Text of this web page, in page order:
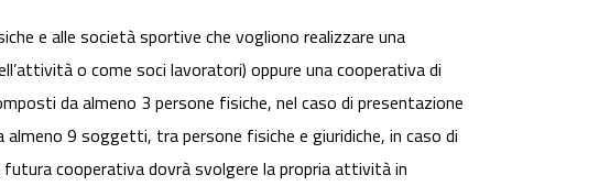
e alle società sportive che vogliono realizzare una
o come soci lavoratori) oppure una cooperativa di
da almeno 3 persone fisiche, nel caso di presentazione
9 soggetti, tra persone fisiche e giuridiche, in caso di
cooperativa dovrà svolgere la propria attività in